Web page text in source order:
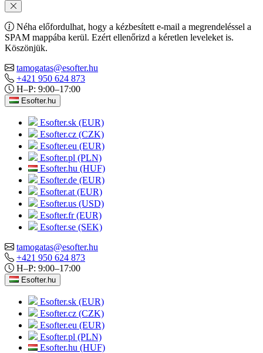
Néha előfordulhat, hogy a kézbesített e-mail a megrendeléssel a
SPAM mappába kerül. Ezért ellenőrizd a kéretlen leveleket is.
Köszönjük.
tamogatas@esofter.hu
+421 950 624 873
H–P: 9:00–17:00
Esofter.hu
Esofter.sk (EUR)
Esofter.cz (CZK)
Esofter.eu (EUR)
Esofter.pl (PLN)
Esofter.hu (HUF)
Esofter.de (EUR)
Esofter.at (EUR)
Esofter.us (USD)
Esofter.fr (EUR)
Esofter.se (SEK)
tamogatas@esofter.hu
+421 950 624 873
H–P: 9:00–17:00
Esofter.hu
Esofter.sk (EUR)
Esofter.cz (CZK)
Esofter.eu (EUR)
Esofter.pl (PLN)
Esofter.hu (HUF)